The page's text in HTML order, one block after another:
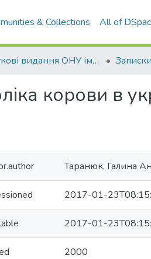
& Collections All of
Наукові видання ОНУ імені І. І. Мечникова
корови в
Таранюк, Галина
2017-01-
2017-01-
2000